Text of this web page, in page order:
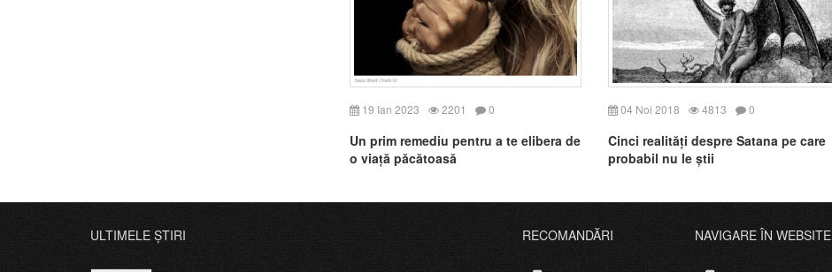
19 Ian 2023 2201 0
Un prim remediu pentru a te elibera de
o viață păcătoasă
04 Noi 2018 4813 0
Cinci realități despre Satana pe care
probabil nu le știi
ULTIMELE ȘTIRI RECOMANDĂRI NAVIGARE ÎN WEBSITE